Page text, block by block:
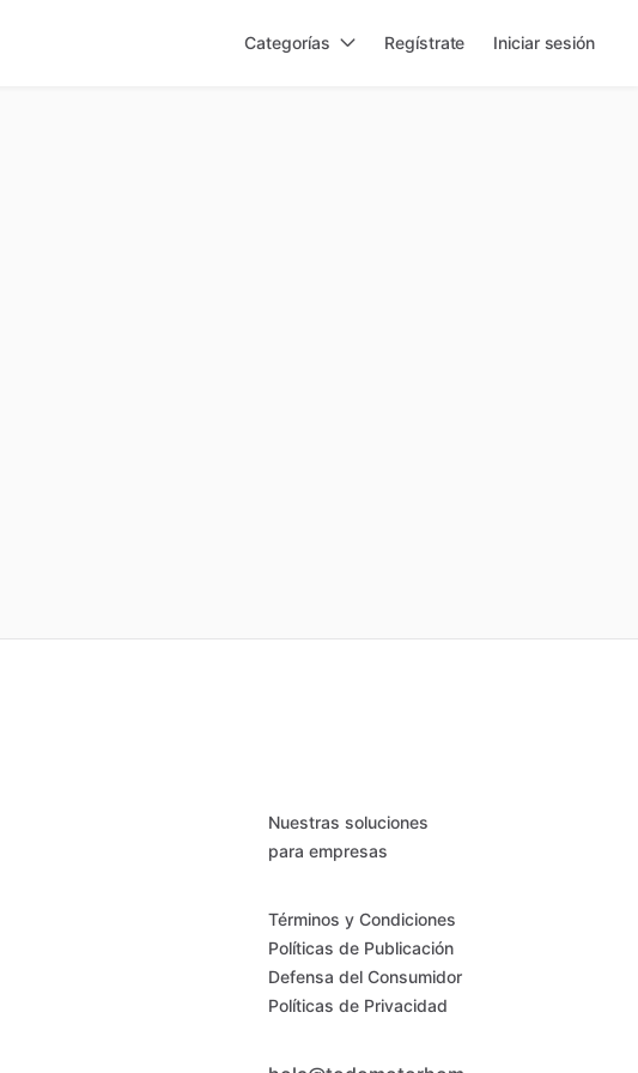
Categorías Regístrate Iniciar sesión
Nuestras soluciones
para empresas
Términos y Condiciones
Políticas de Publicación
Defensa del Consumidor
Políticas de Privacidad